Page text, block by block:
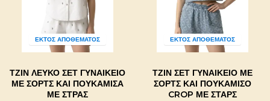
ΕΚΤΌΣ ΑΠΟΘΈΜΑΤΟΣ
ΤΖΙΝ ΛΕΥΚΌ ΣΕΤ ΓΥΝΑΙΚΕΊΟ
ΜΕ ΣΟΡΤΣ ΚΑΙ ΠΟΥΚΑΜΊΣΑ
ΜΕ ΣΤΡΑΣ
ΕΚΤΌΣ ΑΠΟΘΈΜΑΤΟΣ
ΤΖΙΝ ΣΕΤ ΓΥΝΑΙΚΕΊΟ ΜΕ
ΣΟΡΤΣ ΚΑΙ ΠΟΥΚΆΜΙΣΟ
CROP ΜΕ ΣΤΑΡΣ